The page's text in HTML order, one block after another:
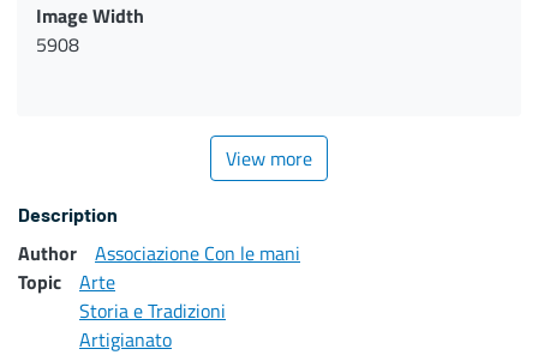
Image Width
5908
View more
Description
Author
Associazione Con le mani
Topic
Arte
Storia e Tradizioni
Artigianato